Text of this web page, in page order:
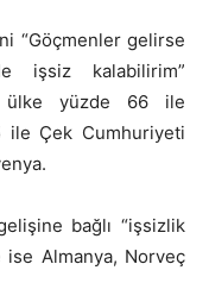
“Göçmenler gelirse
işsiz kalabilirim”
ülke yüzde 66 ile
ile Çek Cumhuriyeti
bağlı “işsizlik
Almanya, Norveç